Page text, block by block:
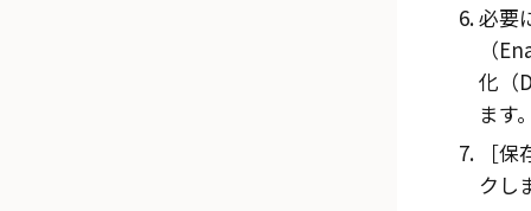
必要
（
化（
ます
保
クし